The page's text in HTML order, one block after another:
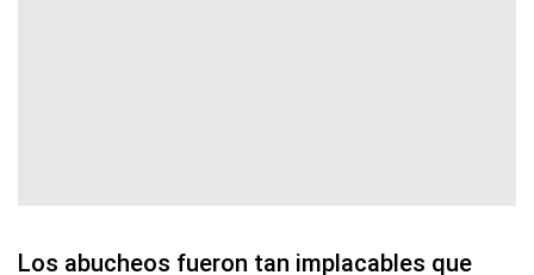
Los abucheos fueron tan implacables que